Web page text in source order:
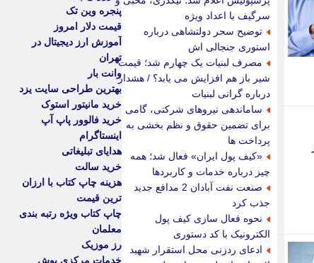
سرگیف با اعداد ویژه
توضیح سحر دولتشاهی درباره
استوری جنجالی اش
مصرف لبنیات یک چهارم شد؛ قیمت
شیر باز هم افزایش می یابد؟ / هشدار
درباره گرانی لبنیات
ساماندهی نیروهای شرکتی، گامی
برای تضمین حقوق و نظم بخشی به
پرداخت ها
«کیف پول ایران» فعال شد؛ همه
چیز درباره خدمات و کاربردها
صنعت نفت آبادان 2 مدافع جدید
جذب کرد
نحوه فعال سازی کیف پول
الکترونیک با کد دستوری
ادعای ردزنی محل استقرار شهید
پنجره وین تک
قیمت دلار امروز
آموزش ارز دیجیتال در
تهران
وانت بار
بهترین طراحی سایت یزد
خرید مانیتور استوک
خرید فالوور پاپ آپ
اینستاگرام
هدایای تبلیغاتی
خرید سالت
هزینه چاپ کتاب با ارزان
ترین قیمت
چاپ کتاب ویژه رتبه بندی
معلمان
رز موزیک
خدمات مرکزی بوش